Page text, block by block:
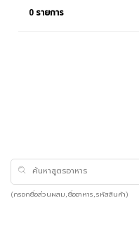
0 รายการ
(กรอกชื่อส่วนผสม, ชื่ออาหาร, รหัสสินค้า)